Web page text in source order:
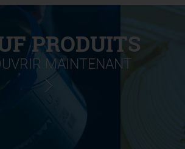
PRODUITS
MAINTENANT